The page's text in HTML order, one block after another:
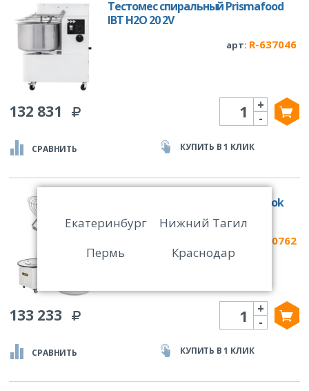
Тестомес спиральный Prismafood
IBT H2O 20 2V
арт: R-637046
132 831 Количество
-
+
СРАВНИТЬ КУПИТЬ В 1 КЛИК
Тестомес спиральный Apach Cook
Line ASM22R 1Ф
R-60762
133 233 Количество
-
+
СРАВНИТЬ КУПИТЬ В 1 КЛИК
Екатеринбург
Нижний Тагил
Пермь
Краснодар